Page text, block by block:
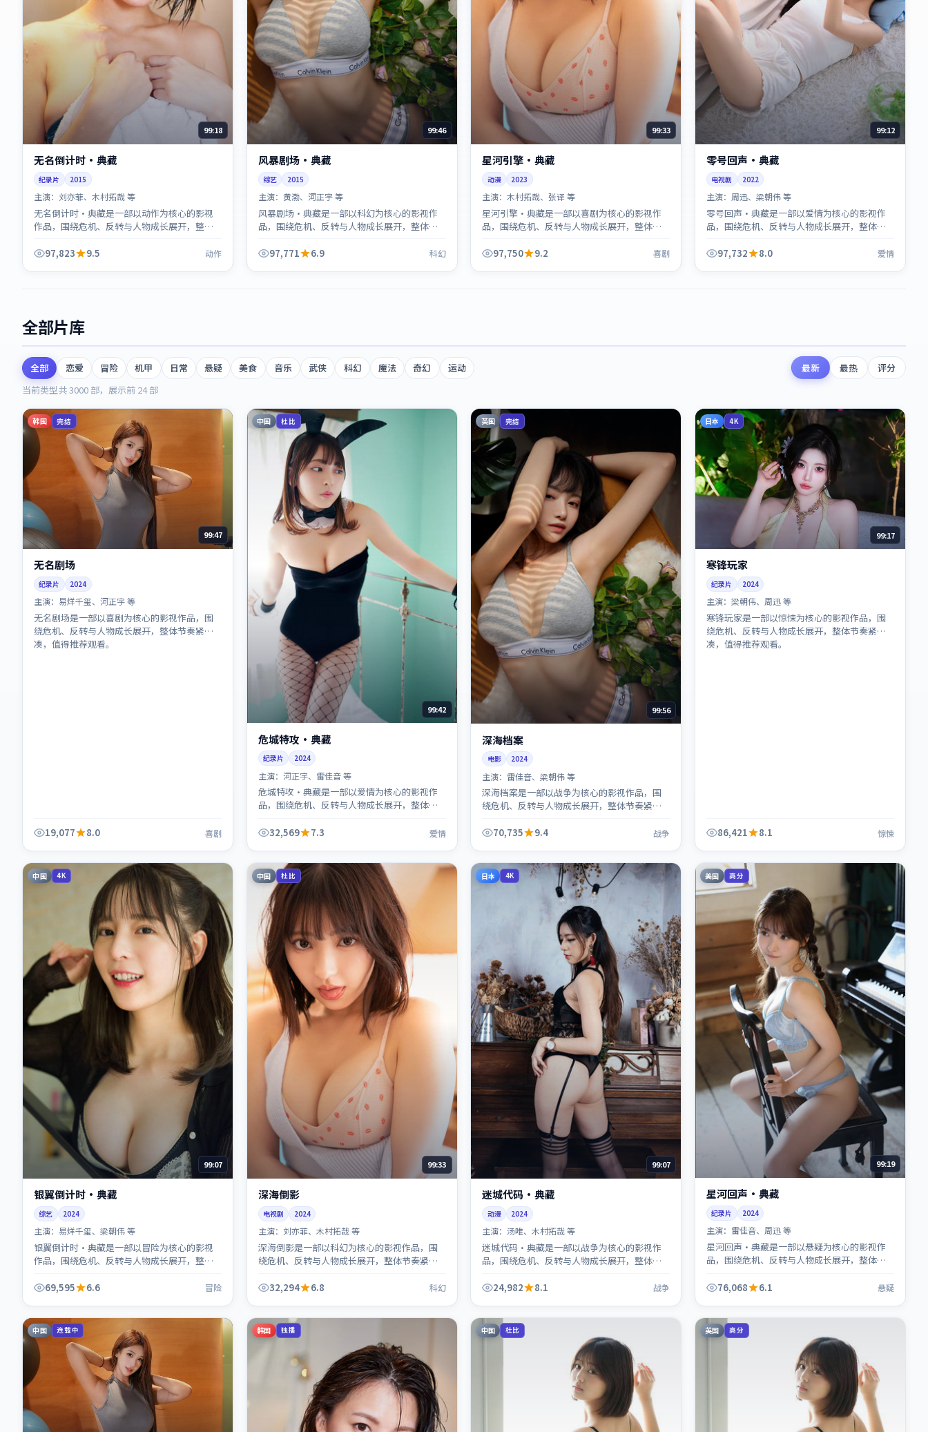
99:18
无名倒计时·典藏
纪录片 2015
主演： 刘亦菲、木村拓哉 等
无名倒计时·典藏是一部以动作为核心的影视
作品，围绕危机、反转与人物成长展开，整体
97,823
9.5 动作
99:46
风暴剧场·典藏
综艺 2015
主演： 黄渤、河正宇 等
风暴剧场·典藏是一部以科幻为核心的影视作
品，围绕危机、反转与人物成长展开，整体节
97,771
6.9 科幻
99:33
星河引擎·典藏
动漫 2023
主演：木村拓哉、张译 等
星河引擎·典藏是一部以喜剧为核心的影视作
品，围绕危机、反转与人物成长展开，整体节
97,750
9.2 喜剧
99:12
零号回声·典藏
电视剧 2022
主演： 周迅、梁朝伟 等
零号回声·典藏是一部以爱情为核心的影视作
品，围绕危机、反转与人物成长展开，整体节
97,732
8.0 爱情
全部片库
全部 恋爱 冒险 机甲 日常 悬疑 美食 音乐 武侠 科幻 魔法 奇幻 运动 最新 最热
评分
当前类型共3000 部，展示前 24部
韩国 完结
99:47
无名剧场
纪录片 2024
主演： 易烊千玺、河正宇 等
无名剧场是一部以喜剧为核心的影视作品，围
绕危机、反转与人物成长展开，整体节奏紧
凑，值得推荐观看。
19,077 8.0 喜剧
中国 杜比
99:42
危城特攻·典藏
纪录片 2024
主演： 河正宇、雷佳音 等
危城特攻·典藏是一部以爱情为核心的影视作
品，围绕危机、反转与人物成长展开，整体节
32,569
7.3 爱情
英国 完结
99:56
深海档案
电影 2024
主演： 雷佳音、梁朝伟 等
深海档案是一部以战争为核心的影视作品，围
绕危机、反转与人物成长展开，整体节奏紧
70,735
9.4 战争
日本 4K
99:17
寒锋玩家
纪录片 2024
主演： 梁朝伟、周迅 等
寒锋玩家是一部以惊悚为核心的影视作品，围
绕危机、反转与人物成长展开，整体节奏紧
凑，值得推荐观看。
86,421 8.1 惊悚
中国 4K
99:07
银翼倒计时·典藏
综艺 2024
主演： 易烊千玺、梁朝伟 等
银翼倒计时·典藏是一部以冒险为核心的影视
作品，围绕危机、反转与人物成长展开，整体
69,595
6.6 冒险
中国 杜比
99:33
深海倒影
电视剧 2024
主演： 刘亦菲、木村拓哉 等
深海倒影是一部以科幻为核心的影视作品，围
绕危机、反转与人物成长展开，整体节奏紧
32,294
6.8 科幻
日本 4K
99:07
迷城代码·典藏
动漫 2024
主演：汤唯、木村拓哉 等
迷城代码·典藏是一部以战争为核心的影视作
品，围绕危机、反转与人物成长展开，整体节
24,982
8.1 战争
美国 高分
99:19
星河回声·典藏
纪录片 2024
主演： 雷佳音、周迅 等
星河回声·典藏是一部以悬疑为核心的影视作
品，围绕危机、反转与人物成长展开，整体节
76,068
6.1 悬疑
中国 连载中 韩国 独播 中国 杜比 英国 高分